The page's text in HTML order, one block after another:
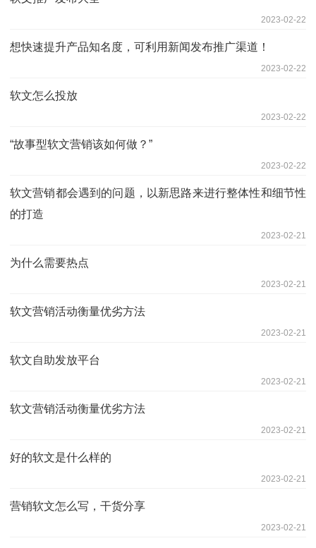
2023-02-22
想快速提升产品知名度，可利用新闻发布推广渠道！
2023-02-22
软文怎么投放
2023-02-22
“故事型软文营销该如何做？”
2023-02-22
软文营销都会遇到的问题，以新思路来进行整体性和细节性
的打造
2023-02-21
为什么需要热点
2023-02-21
软文营销活动衡量优劣方法
2023-02-21
软文自助发放平台
2023-02-21
软文营销活动衡量优劣方法
2023-02-21
好的软文是什么样的
2023-02-21
营销软文怎么写，干货分享
2023-02-21